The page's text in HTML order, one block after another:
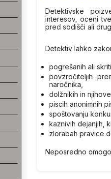
Detektivske
interesov, oceni
pred sodišči ali
Detektiv lahko
pogrešanih ali
povzročiteljih
naročnika,
dolžnikih in
piscih anonimnih
spoštovanju
kaznivih dejanjih,
zlorabah pravice
Neposredno